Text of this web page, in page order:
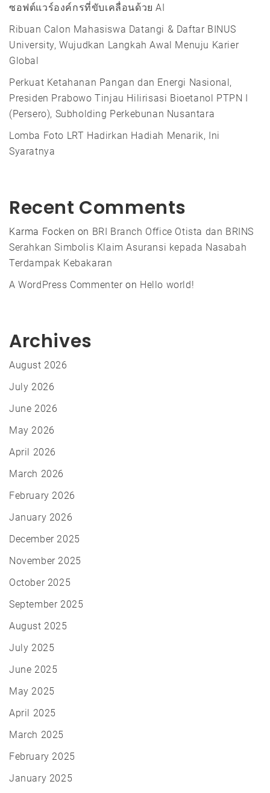
ซอฟต์แวร์องค์กรที่ขับเคลื่อนด้วย AI
Ribuan Calon Mahasiswa Datangi & Daftar BINUS
University, Wujudkan Langkah Awal Menuju Karier
Global
Perkuat Ketahanan Pangan dan Energi Nasional,
Presiden Prabowo Tinjau Hilirisasi Bioetanol PTPN I
(Persero), Subholding Perkebunan Nusantara
Lomba Foto LRT Hadirkan Hadiah Menarik, Ini
Syaratnya
Recent Comments
Karma Focken on BRI Branch Office Otista dan BRINS
Serahkan Simbolis Klaim Asuransi kepada Nasabah
Terdampak Kebakaran
A WordPress Commenteron Hello world!
Archives
August 2026
July 2026
June 2026
May 2026
April 2026
March 2026
February 2026
January 2026
December 2025
November 2025
October 2025
September 2025
August 2025
July 2025
June 2025
May 2025
April 2025
March 2025
February 2025
January 2025